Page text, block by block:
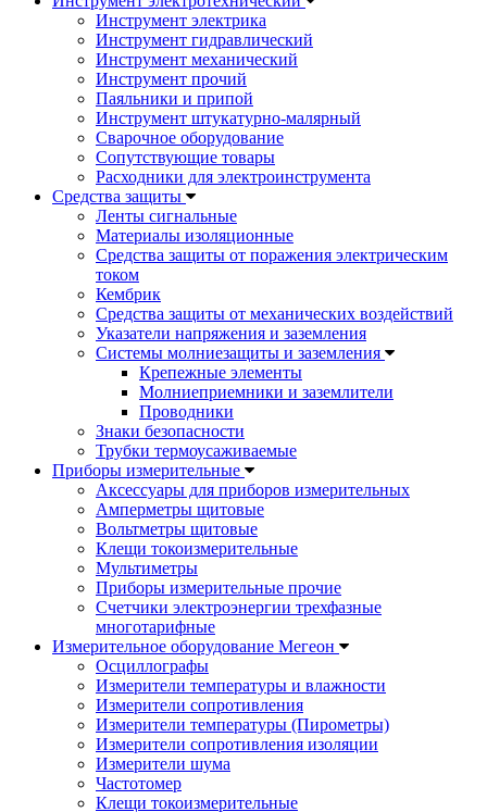
Инструмент электрика
Инструмент гидравлический
Инструмент механический
Инструмент прочий
Паяльники и припой
Инструмент штукатурно-малярный
Сварочное оборудование
Сопутствующие товары
Расходники для электроинструмента
Cредства защиты
Ленты сигнальные
Материалы изоляционные
Средства защиты от поражения электрическим
током
Кембрик
Средства защиты от механических воздействий
Указатели напряжения и заземления
Системы молниезащиты и заземления
Крепежные элементы
Молниеприемники и заземлители
Проводники
Знаки безопасности
Трубки термоусаживаемые
Приборы измерительные
Аксессуары для приборов измерительных
Амперметры щитовые
Вольтметры щитовые
Клещи токоизмерительные
Мультиметры
Приборы измерительные прочие
Счетчики электроэнергии трехфазные
многотарифные
Измерительное оборудование Мегеон
Осциллографы
Измерители температуры и влажности
Измерители сопротивления
Измерители температуры (Пирометры)
Измерители сопротивления изоляции
Измерители шума
Частотомер
Клещи токоизмерительные